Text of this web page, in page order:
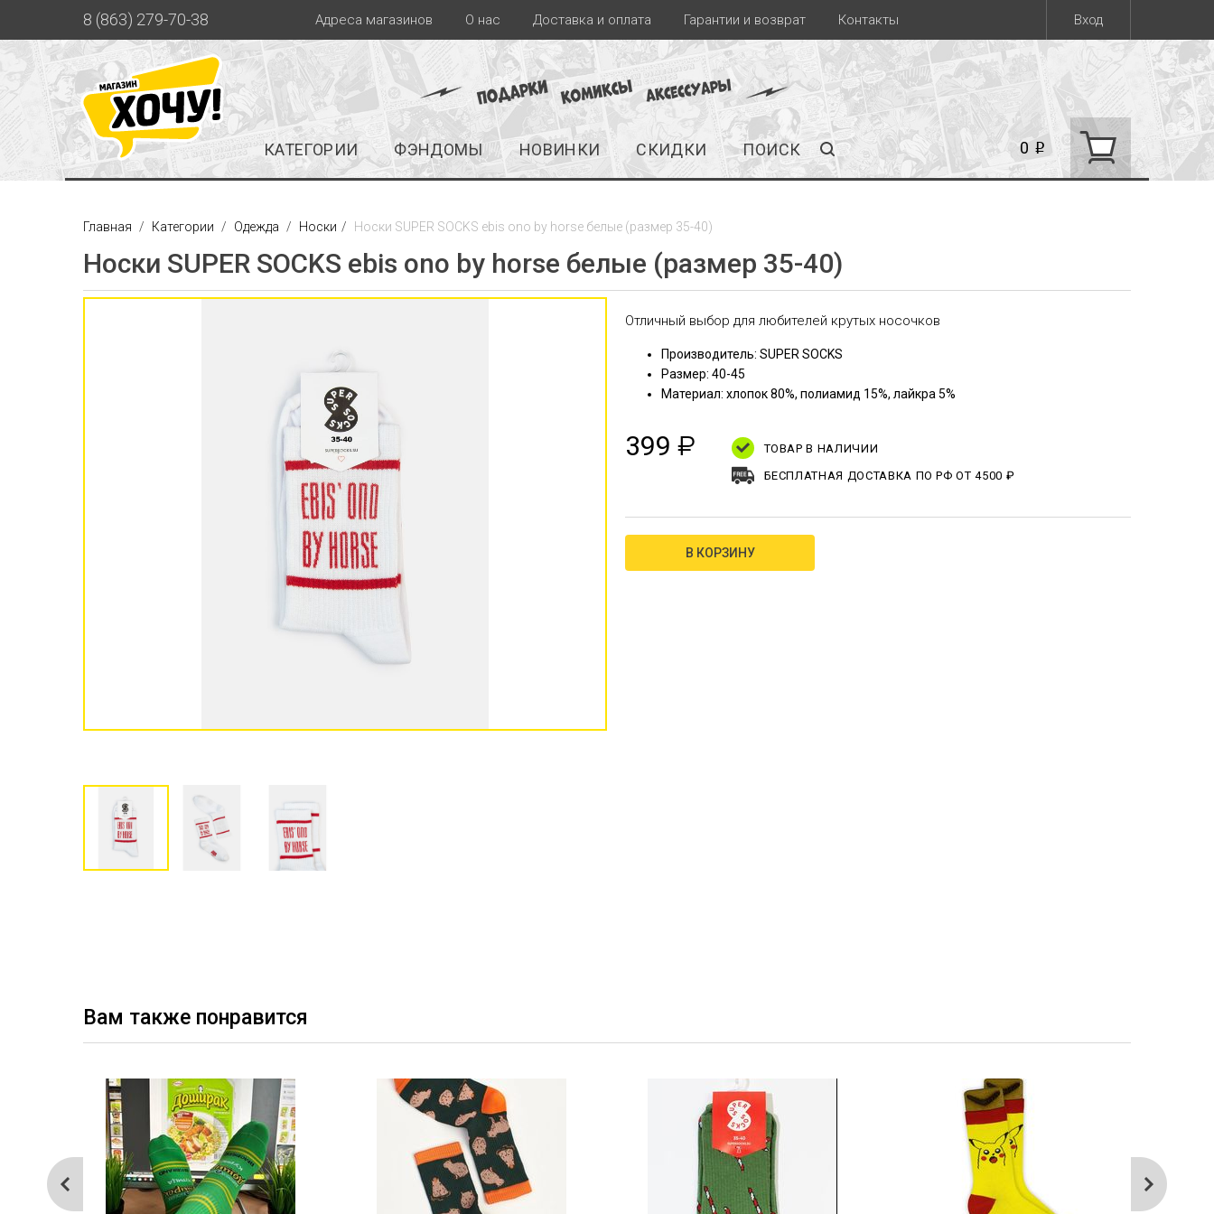
Вход
8 (863) 279-70-38 Адреса магазинов О нас Доставка и оплата Гарантии и возврат Контакты
КАТЕГОРИИ ФЭНДОМЫ НОВИНКИ СКИДКИ ПОИСК 0 i
Главная Категории Одежда Носки Носки SUPER SOCKS ebis ono by horse белые (размер 35-40)
Носки SUPER SOCKS ebis ono by horse белые (размер 35-40)
Отличный выбор для любителей крутых носочков
Производитель: SUPER SOCKS
Размер: 40-45
Материал: хлопок 80%, полиамид 15%, лайкра 5%
399 ₽
ТОВАР В НАЛИЧИИ
БЕСПЛАТНАЯ ДОСТАВКА ПО РФ ОТ 4500 ₽
В КОРЗИНУ
Вам также понравится